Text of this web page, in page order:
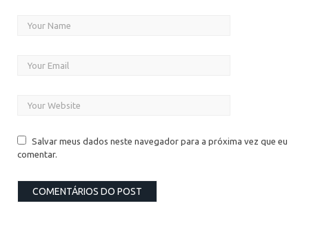
Salvar meus dados neste navegador para a próxima vez que eu
comentar.